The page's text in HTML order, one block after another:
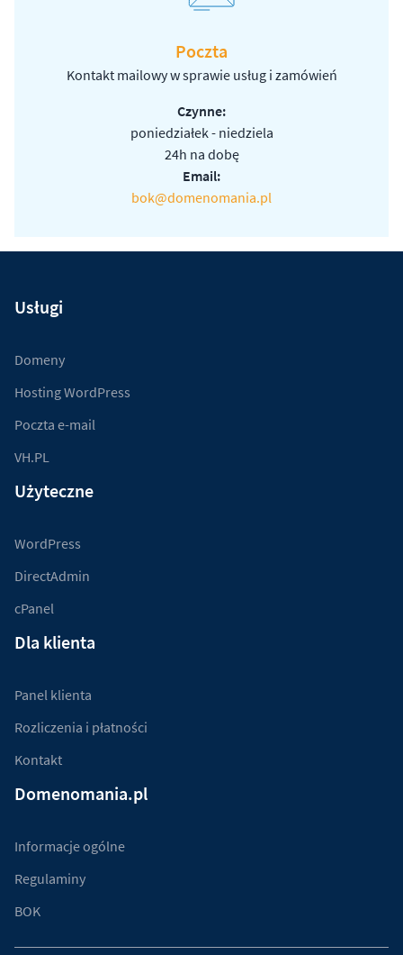
Poczta
Kontakt mailowy w sprawie usług i zamówień
Czynne:
poniedziałek - niedziela
24h na dobę
Email:
bok@domenomania.pl
Usługi
Domeny
Hosting WordPress
Poczta e-mail
VH.PL
Użyteczne
WordPress
DirectAdmin
cPanel
Dla klienta
Panel klienta
Rozliczenia i płatności
Kontakt
Domenomania.pl
Informacje ogólne
Regulaminy
BOK